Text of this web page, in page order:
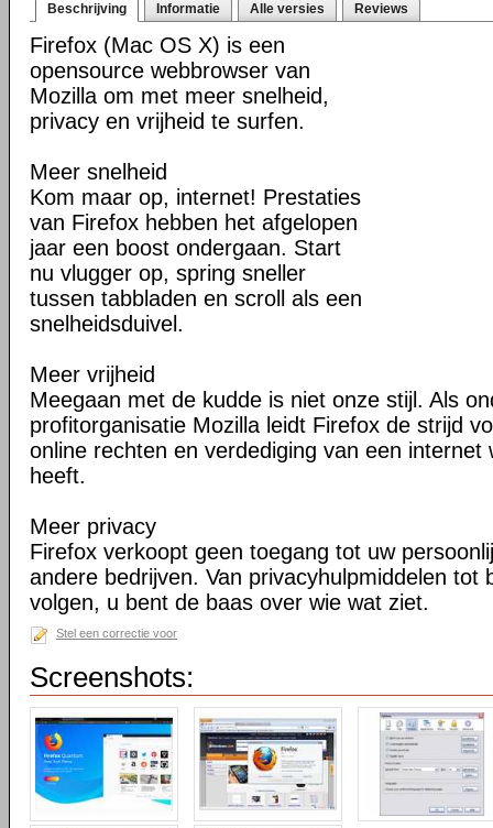
Beschrijving Informatie Alle versies Reviews
Firefox (Mac OS X) is een
opensource webbrowser van
Mozilla om met meer snelheid,
privacy en vrijheid te surfen.
Meer snelheid
Kom maar op, internet! Prestaties
van Firefox hebben het afgelopen
jaar een boost ondergaan. Start
nu vlugger op, spring sneller
tussen tabbladen en scroll als een
snelheidsduivel.
Meer vrijheid
Meegaan met de kudde is niet onze stijl. Als
profitorganisatie Mozilla leidt Firefox de strijd
online rechten en verdediging van een internet
heeft.
Meer privacy
Firefox verkoopt geen toegang tot uw
andere bedrijven. Van privacyhulpmiddelen tot
volgen, u bent de baas over wie wat ziet.
Stel een correctie voor
Screenshots: